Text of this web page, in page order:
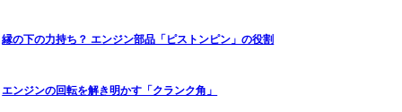
縁の下の力持ち？ エンジン部品「ピストンピン」の役割
エンジンの回転を解き明かす「クランク角」